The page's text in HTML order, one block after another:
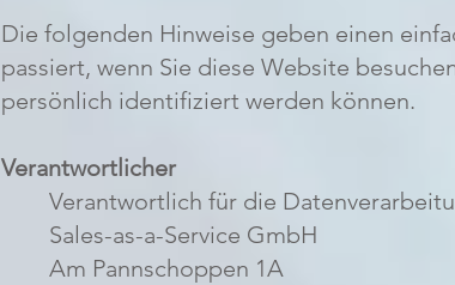
Die folgenden Hinweise geben einen
passiert, wenn Sie diese Website
persönlich identifiziert werden können.
Verantwortlicher
Verantwortlich für die
Sales-as-a-Service GmbH
Am Pannschoppen 1A